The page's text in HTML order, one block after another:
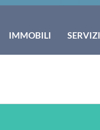
IMMOBILI SERVIZI